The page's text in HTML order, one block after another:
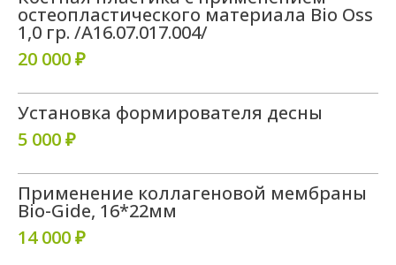
остеопластического материала Bio Oss
1,0 гр. /A16.07.017.004/
20 000 ₽
Установка формирователя десны
5 000 ₽
Применение коллагеновой мембраны
Bio-Gide, 16*22мм
14 000 ₽
58 отзывов 46 отзывов
Начните путь
к идеальной улыбке
Оставьте свои контактные
данные, мы свяжемся с Вами